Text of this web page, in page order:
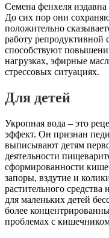
Семена фенхеля
До сих пор они
положительно
работу
способствуют
нагрузках, эфирные
стрессовых ситуациях.
Для детей
Укропная вода – это
эффект. Он признан
выписывают детям
деятельности
сформированности
запоры, вздутие и
растительного
для маленьких детей
более
проблемах с